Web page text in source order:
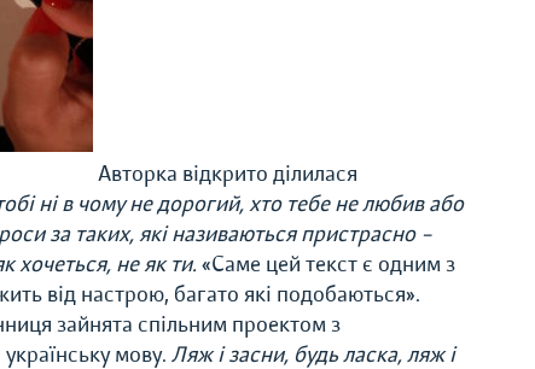
Авторка відкрито ділилася
ні в чому не дорогий, хто тебе не любив або
за таких, які називаються пристрасно –
хочеться, не як ти. «Саме цей текст є одним з
від настрою, багато які подобаються».
зайнята спільним проектом з
мову. Ляж і засни, будь ласка, ляж і